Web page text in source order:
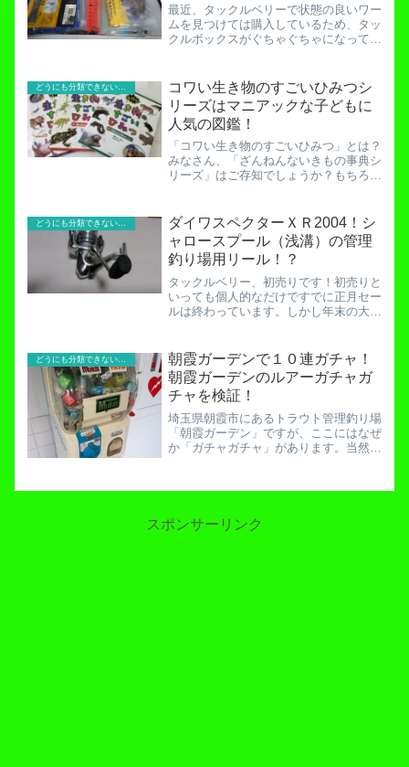
最近、タックルベリーで状態の良いワー
ムを見つけては購入しているため、タッ
クルボックスがぐちゃぐちゃになってき
ので、とりあえず「ゲーリーヤマモト」
と書いてあるほうが信頼で...
どうにも分類できないお役立ち記事！
コワい生き物のすごいひみつシ
リーズはマニアックな子どもに
人気の図鑑！
「コワい生き物のすごいひみつ」とは？
みなさん、「ざんねんないきもの事典シ
リーズ」はご存知でしょうか？もちろん
でしたでしょうか？これを知っていたら
生き物マニア、いや生き物...
どうにも分類できないお役立ち記事！
ダイワスペクターＸＲ2004！シ
ャロースプール（浅溝）の管理
釣り場用リール！？
タックルベリー、初売りです！初売りと
いっても個人的なだけですでに正月セー
ルは終わっています。しかし年末の大掃
店に飛び込みました。なぜご婦人かっ
て？気になるなら今から10...
どうにも分類できないお役立ち記事！
朝霞ガーデンで１０連ガチャ！
朝霞ガーデンのルアーガチャガ
チャを検証！
埼玉県朝霞市にあるトラウト管理釣り場
「朝霞ガーデン」ですが、ここにはなぜ
か「ガチャガチャ」があります。当然
ルに入っているのです。前に一度チャレ
スポンサーリンク